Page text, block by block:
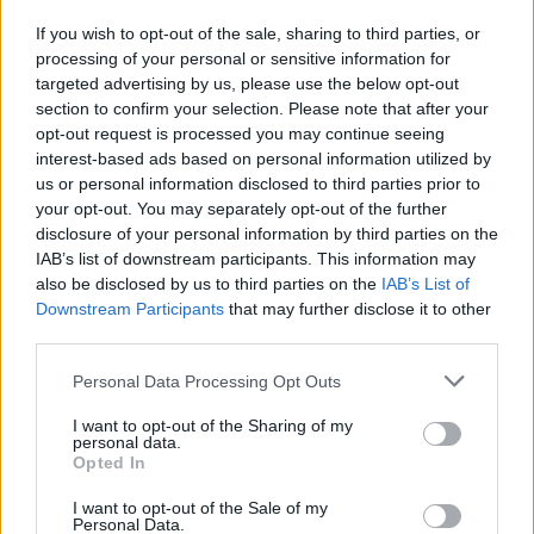
If you wish to opt-out of the sale, sharing to third parties, or
processing of your personal or sensitive information for
targeted advertising by us, please use the below opt-out
section to confirm your selection. Please note that after your
opt-out request is processed you may continue seeing
interest-based ads based on personal information utilized by
us or personal information disclosed to third parties prior to
your opt-out. You may separately opt-out of the further
disclosure of your personal information by third parties on the
IAB’s list of downstream participants. This information may
also be disclosed by us to third parties on the IAB’s List of
Downstream Participants that may further disclose it to other
Please note that this website/app uses one or more Google
not limited to your visit or usage behaviour. You may click to
grant or deny consent to Google and its third-party tags to
use your data for below specified purposes in below Google
consent section.
Personal Data Processing Opt Outs
I want to opt-out of the Sharing of my
personal data.
Opted In
I want to opt-out of the Sale of my
Personal Data.
- A szintén nagy sikerű KarantényekenLitkai
Gergővel dolgoztok együtt. Hogyan készül a
műsor? Közösen ötleteltek, inspiráljátok
egymást?
- A munka úgy indul, hogy Gergő létrehoz egy
Google doksit, amibe elkezdjük mindketten írogatni
az ötleteinket. Szerencsés esetben egy időben írunk
bele, így látjuk, hogy éppen mit ír a másik. Ez
nagyon inspirálóan hat mindkettőnkre. Általában
két felvételre elegendő anyagot írunk meg, aztán
amelyben látjuk és halljuk is egymást, majd
mindenki a saját számítógépének kamerája előtt
felolvassa a rá jutó részt, élőszerűen. Ezek után
elküldjük a kamerafelvételeket Lászlónak, aki
Jelenleg épp a műsor továbbfejlesztésén